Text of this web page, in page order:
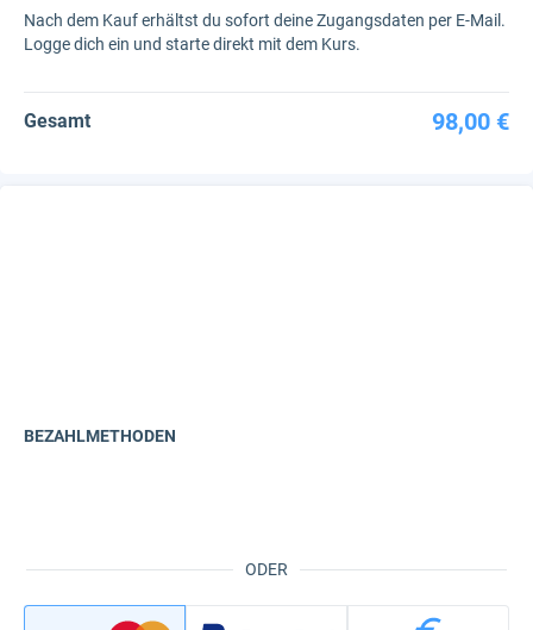
Nach dem Kauf erhältst du sofort deine Zugangsdaten per E-Mail.
Logge dich ein und starte direkt mit dem Kurs.
Gesamt 98,00 €
ODER
BEZAHLMETHODEN